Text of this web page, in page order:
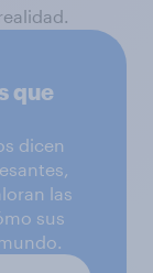
que
dicen
las
sus